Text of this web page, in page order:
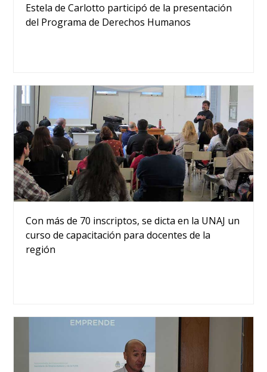
Estela de Carlotto participó de la presentación
del Programa de Derechos Humanos
Con más de 70 inscriptos, se dicta en la UNAJ un
curso de capacitación para docentes de la
región